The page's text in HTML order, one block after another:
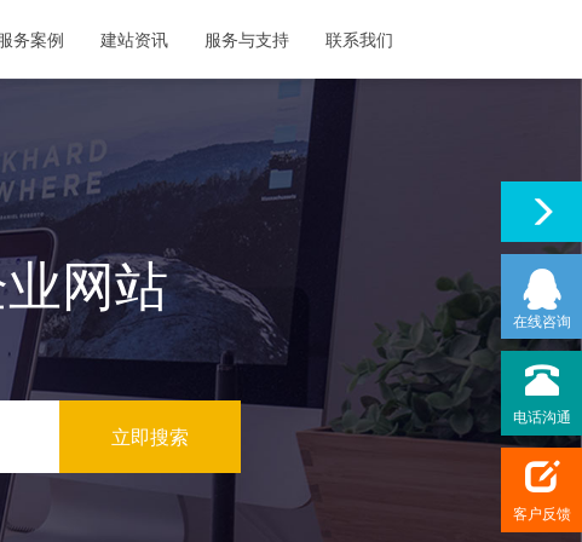
务案例 建站资讯 服务与支持 联系我们
网站
在线咨询
电话沟通
客户反馈